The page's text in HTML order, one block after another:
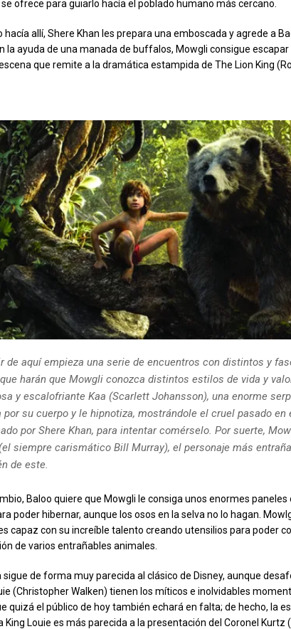
ofrece para guiarlo hacía el poblado humano más cercano.
hacía allí, Shere Khan les prepara una emboscada y agrede a
la ayuda de una manada de buffalos, Mowgli consigue
que remite a la dramática estampida de The Lion King
de aquí empieza una serie de encuentros con distintos y
harán que Mowgli conozca distintos estilos de vida y
y escalofriante Kaa (Scarlett Johansson), una enorme
por su cuerpo y le hipnotiza, mostrándole el cruel pasado en
por Shere Khan, para intentar comérselo. Por suerte,
siempre carismático Bill Murray), el personaje más
de este.
Baloo quiere que Mowgli le consiga unos enormes
poder hibernar, aunque los osos en la selva no lo hagan.
capaz con su increíble talento creando utensilios para poder
de varios entrañables animales.
sigue de forma muy parecida al clásico de Disney, aunque
(Christopher Walken) tienen los míticos e inolvidables
quizá el público de hoy también echará en falta; de hecho, la
King Louie es más parecida a la presentación del Coronel Kurtz